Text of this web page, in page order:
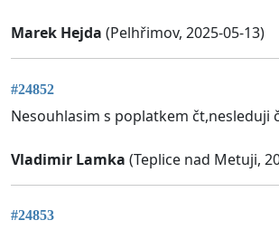
Marek Hejda (Pelhřimov, 2025-05-13)
#24852
Nesouhlasim s poplatkem čt,nesleduji
Vladimir Lamka (Teplice nad Metuji,
#24853